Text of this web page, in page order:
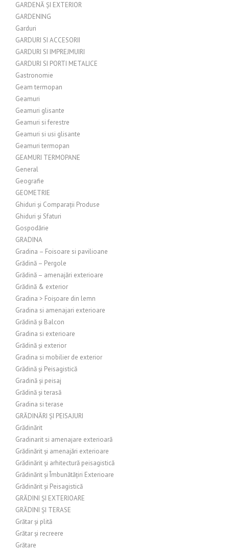
GARDENĂ ȘI EXTERIOR
GARDENING
Garduri
GARDURI SI ACCESORII
GARDURI SI IMPREJMUIRI
GARDURI SI PORTI METALICE
Gastronomie
Geam termopan
Geamuri
Geamuri glisante
Geamuri si ferestre
Geamuri si usi glisante
Geamuri termopan
GEAMURI TERMOPANE
General
Geografie
GEOMETRIE
Ghiduri și Comparații Produse
Ghiduri și Sfaturi
Gospodărie
GRADINA
Gradina – Foisoare si pavilioane
Grădină – Pergole
Grădină – amenajări exterioare
Grădină & exterior
Gradina > Foișoare din lemn
Gradina si amenajari exterioare
Grădină și Balcon
Gradina si exterioare
Grădină și exterior
Gradina si mobilier de exterior
Grădină și Peisagistică
Gradină și peisaj
Grădină și terasă
Gradina si terase
GRĂDINĂRI ȘI PEISAJURI
Grădinărit
Gradinarit si amenajare exterioară
Grădinărit și amenajări exterioare
Grădinărit și arhitectură peisagistică
Grădinărit și Îmbunătățiri Exterioare
Grădinărit și Peisagistică
GRĂDINI ȘI EXTERIOARE
GRĂDINI ȘI TERASE
Grătar și plită
Grătar și recreere
Grătare